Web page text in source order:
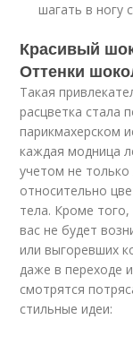
шагать в ногу
Красивый
Оттенки
Такая
расцветка стала
парикмахерском
каждая модница
учетом не только
относительно
тела. Кроме
вас не будет
или выгоревших
даже в переходе
смотрятся
стильные идеи: